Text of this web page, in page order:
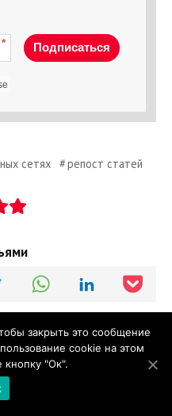
* Подписаться
сетях репост статей
интересно
закрыть это сообщение
cookie на этом
кнопку "Ок".